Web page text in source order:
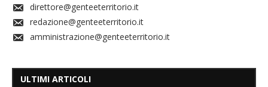
direttore@genteeterritorio.it
redazione@genteeterritorio.it
amministrazione@genteeterritorio.it
ULTIMI ARTICOLI